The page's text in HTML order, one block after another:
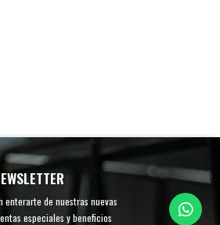
enterarte de nuestras nuevas
especiales y beneficios